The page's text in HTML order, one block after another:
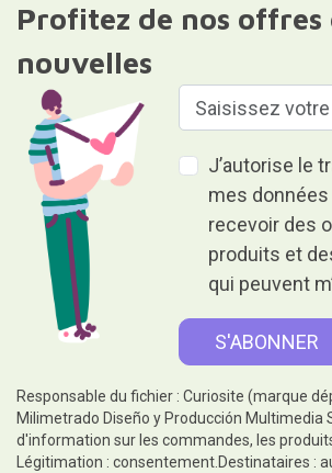
Profitez de nos offres
nouvelles
J’autorise le
mes
recevoir des
produits et
qui peuvent
Responsable du fichier : Curiosite (marque
Milimetrado Diseño y Producción Multimedia
d'information sur les commandes, les
Légitimation : consentement.Destinataires :